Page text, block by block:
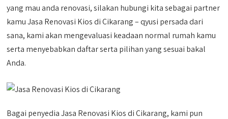
yang mau anda renovasi, silakan hubungi kita sebagai partner
kamu Jasa Renovasi Kios di Cikarang – qyusi persada dari
sana, kami akan mengevaluasi keadaan normal rumah kamu
serta menyebabkan daftar serta pilihan yang sesuai bakal
Anda.
Bagai penyedia Jasa Renovasi Kios di Cikarang, kami pun